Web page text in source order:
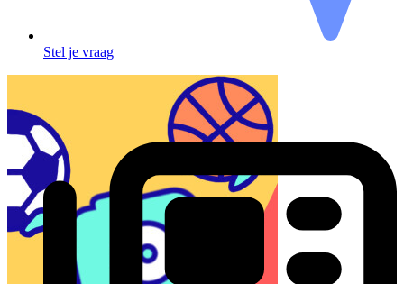
Stel je vraag